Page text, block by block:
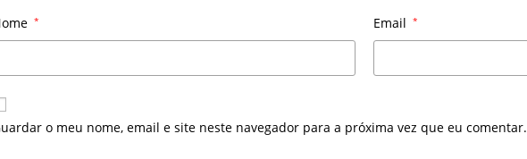
* Email *
o meu nome, email e site neste navegador para a próxima vez que eu comentar.